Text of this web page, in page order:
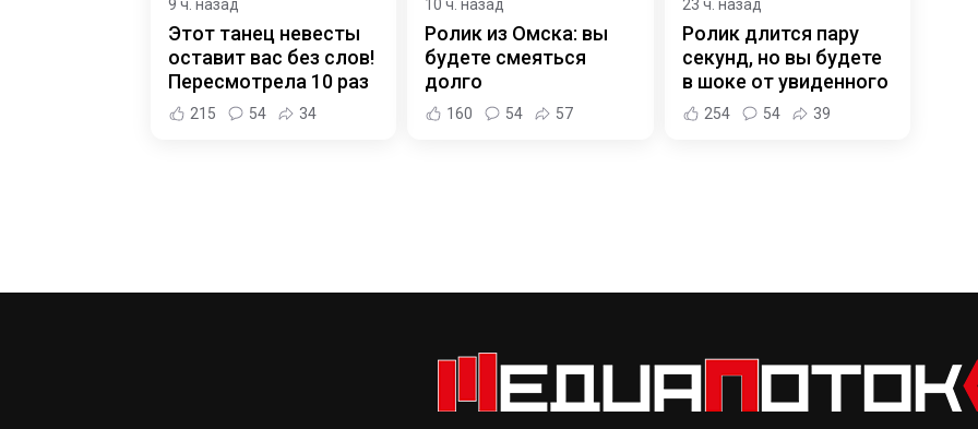
9 ч. назад
Этот танец невесты
оставит вас без слов!
Пересмотрела 10 раз
215 54 34
10 ч. назад
Ролик из Омска: вы
будете смеяться
долго
160 54 57
23 ч. назад
Ролик длится пару
секунд, но вы будете
в шоке от увиденного
254 54 39